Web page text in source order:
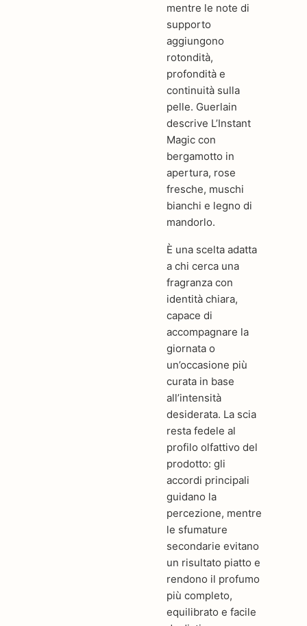
mentre le note di
supporto
aggiungono
rotondità,
profondità e
continuità sulla
pelle. Guerlain
descrive L’Instant
Magic con
bergamotto in
apertura, rose
fresche, muschi
bianchi e legno di
mandorlo.
È una scelta adatta
a chi cerca una
fragranza con
identità chiara,
capace di
accompagnare la
giornata o
un’occasione più
curata in base
all’intensità
desiderata. La scia
resta fedele al
profilo olfattivo del
prodotto: gli
accordi principali
guidano la
percezione, mentre
le sfumature
secondarie evitano
un risultato piatto e
rendono il profumo
più completo,
equilibrato e facile